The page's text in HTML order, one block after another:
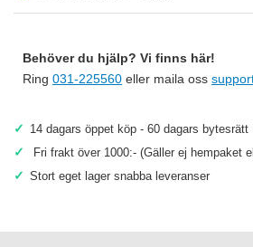
Behöver du hjälp? Vi finns här!
Ring 031-225560 eller maila oss
✓ 14 dagars öppet köp - 60 dagars bytesrätt
✓ Fri frakt över 1000:- (Gäller ej hempaket
✓ Stort eget lager snabba leveranser